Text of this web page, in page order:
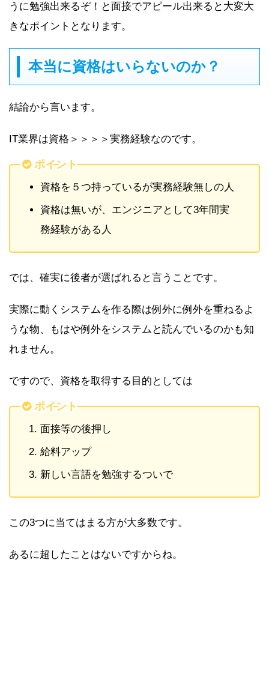
うに勉強出来るぞ！と面接でアピール出来ると大変大
きなポイントとなります。
本当に資格はいらないのか？
結論から言います。
IT業界は資格＞＞＞＞実務経験なのです。
ポイント
資格を５つ持っているが実務経験無しの人
資格は無いが、エンジニアとして3年間実
務経験がある人
では、確実に後者が選ばれると言うことです。
実際に動くシステムを作る際は例外に例外を重ねるよ
うな物、もはや例外をシステムと読んでいるのかも知
れません。
ですので、資格を取得する目的としては
ポイント
面接等の後押し
給料アップ
新しい言語を勉強するついで
この3つに当てはまる方が大多数です。
あるに超したことはないですからね。